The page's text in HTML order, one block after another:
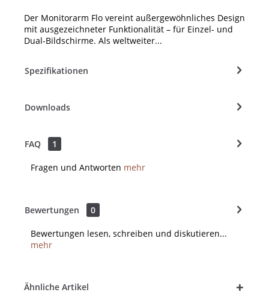
Der Monitorarm Flo vereint außergewöhnliches Design
mit ausgezeichneter Funktionalität – für Einzel- und
Dual-Bildschirme. Als weltweiter...
Spezifikationen
Downloads
FAQ 1
Fragen und Antworten mehr
Bewertungen 0
Bewertungen lesen, schreiben und diskutieren...
mehr
Ähnliche Artikel